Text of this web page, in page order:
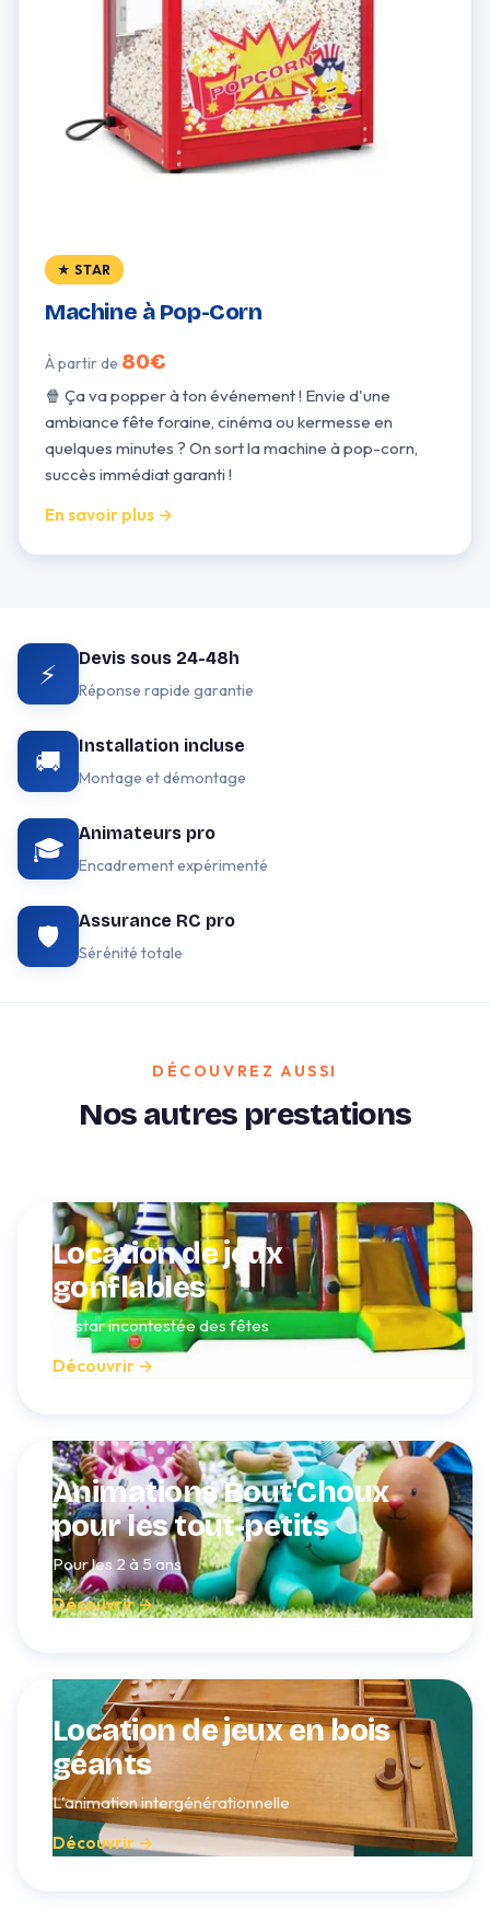
★ STAR
Machine à Pop-Corn
À partir de 80€
🍿 Ça va popper à ton événement ! Envie d'une
ambiance fête foraine, cinéma ou kermesse en
quelques minutes ? On sort la machine à pop-corn,
succès immédiat garanti !
En savoir plus →
⚡ Devis sous 24-48h
Réponse rapide garantie
🚚 Installation incluse
Montage et démontage
🎓 Animateurs pro
Encadrement expérimenté
🛡️ Assurance RC pro
Sérénité totale
DÉCOUVREZ AUSSI
Nos autres prestations
Location de jeux
gonflables
La star incontestée des fêtes
Découvrir →
Animations Bout'Choux
pour les tout-petits
Pour les 2 à 5 ans
Découvrir →
Location de jeux en bois
géants
L'animation intergénérationnelle
Découvrir →